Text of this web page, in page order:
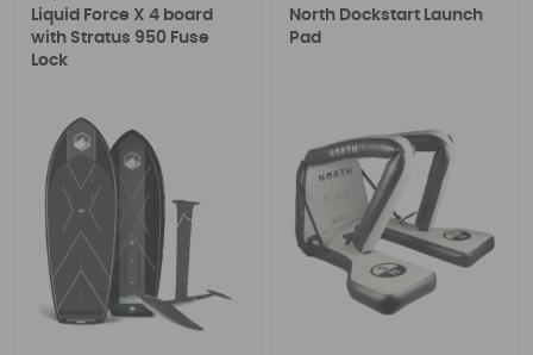
Liquid Force X 4 board
with Stratus 950 Fuse
Lock
North Dockstart Launch
Pad